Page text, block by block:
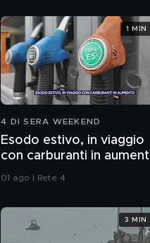
4 DI SERA WEEKEND
Esodo estivo, in viaggio
con carburanti in
01 ago | Rete 4
1 MIN
3 MIN